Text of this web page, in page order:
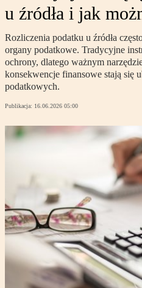
u źródła i jak
Rozliczenia podatku u źródła
organy podatkowe. Tradycyjne
ochrony, dlatego ważnym
konsekwencje finansowe stają się
podatkowych.
Publikacja: 16.06.2026 05:00